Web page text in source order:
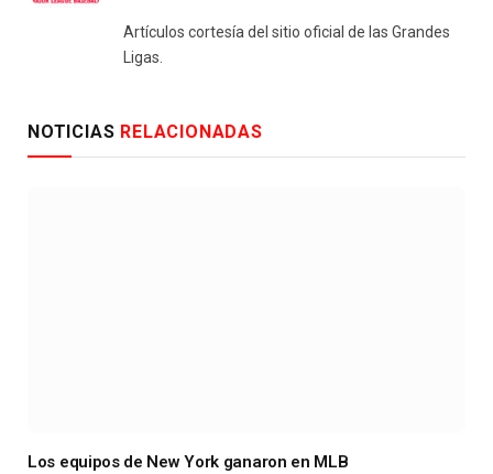
Artículos cortesía del sitio oficial de las Grandes
Ligas.
NOTICIAS RELACIONADAS
Los equipos de New York ganaron en MLB